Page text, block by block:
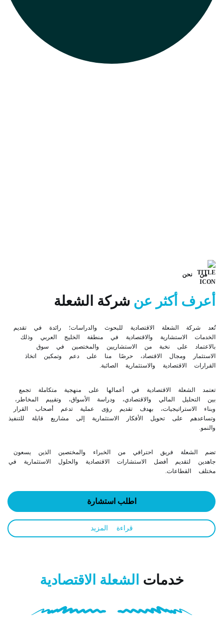
أكثر عن شركة الشعلة
الشعلة الاقتصادية للبحوث والدراسات؛ رائدة في تقديم
الاستشارية والاقتصادية في منطقة الخليج العربي وذلك
على نخبة من الاستشاريين والمختصين في سوق
ومجال الاقتصاد، حرصًا منا على دعم وتمكين اتخاذ
الاقتصادية والاستثمارية الصائبة.
الاقتصادية في أعمالها على منهجية متكاملة تجمع
المالي والاقتصادي، ودراسة الأسواق، وتقييم المخاطر،
بهدف تقديم رؤى عملية تدعم أصحاب القرار
على تحويل الأفكار الاستثمارية إلى مشاريع قابلة للتنفيذ
فريق احترافي من الخبراء والمختصين الذين يسعون
أفضل الاستشارات الاقتصادية والحلول الاستثمارية في
اطلب استشارة
قراءة المزيد
خدماتالشعلة الاقتصادية